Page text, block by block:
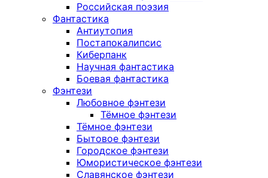
Российская поэзия
Фантастика
Антиутопия
Постапокалипсис
Киберпанк
Научная фантастика
Боевая фантастика
Фэнтези
Любовное фэнтези
Тёмное фэнтези
Тёмное фэнтези
Бытовое фэнтези
Городское фэнтези
Юмористическое фэнтези
Славянское фэнтези